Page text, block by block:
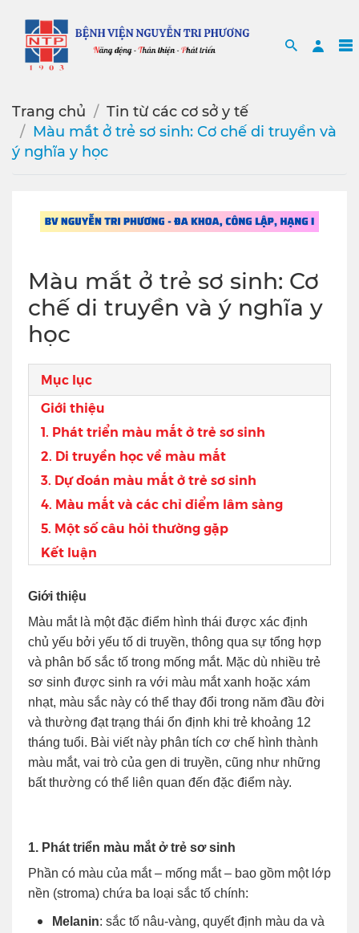
Search
Trang chủ
Tin từ các cơ sở y tế
Màu mắt ở trẻ sơ sinh: Cơ chế di truyền và
ý nghĩa y học
Màu mắt ở trẻ sơ sinh: Cơ
chế di truyền và ý nghĩa y
học
Mục lục
Giới thiệu
1. Phát triển màu mắt ở trẻ sơ sinh
2. Di truyền học về màu mắt
3. Dự đoán màu mắt ở trẻ sơ sinh
4. Màu mắt và các chỉ điểm lâm sàng
5. Một số câu hỏi thường gặp
Kết luận
Giới thiệu
Màu mắt là một đặc điểm hình thái được xác định
chủ yếu bởi yếu tố di truyền, thông qua sự tổng hợp
và phân bố sắc tố trong mống mắt. Mặc dù nhiều trẻ
sơ sinh được sinh ra với màu mắt xanh hoặc xám
nhạt, màu sắc này có thể thay đổi trong năm đầu đời
và thường đạt trạng thái ổn định khi trẻ khoảng 12
tháng tuổi. Bài viết này phân tích cơ chế hình thành
màu mắt, vai trò của gen di truyền, cũng như những
bất thường có thể liên quan đến đặc điểm này.
1. Phát triển màu mắt ở trẻ sơ sinh
Phần có màu của mắt – mống mắt – bao gồm một lớp
nền (stroma) chứa ba loại sắc tố chính:
Melanin: sắc tố nâu-vàng, quyết định màu da và